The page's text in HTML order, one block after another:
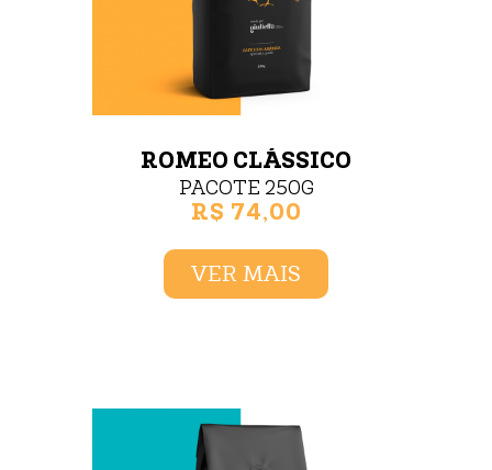
ROMEO CLÁSSICO
PACOTE 250G
R$ 74,00
VER MAIS